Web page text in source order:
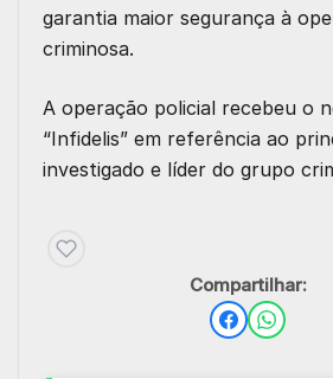
garantia maior segurança à
criminosa.
A operação policial recebeu o
“Infidelis” em referência ao
investigado e líder do grupo
Compartilhar: